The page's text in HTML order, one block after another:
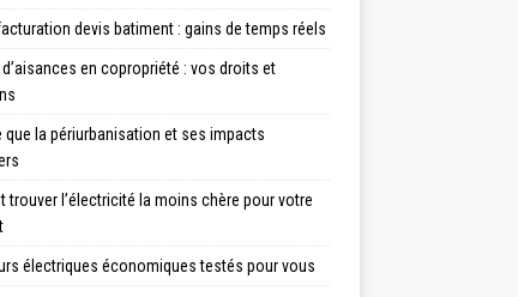
devis batiment : gains de temps réels
en copropriété : vos droits et
que la périurbanisation et ses impacts
trouver l’électricité la moins chère pour votre
électriques économiques testés pour vous